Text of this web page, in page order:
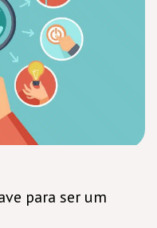
para ser um